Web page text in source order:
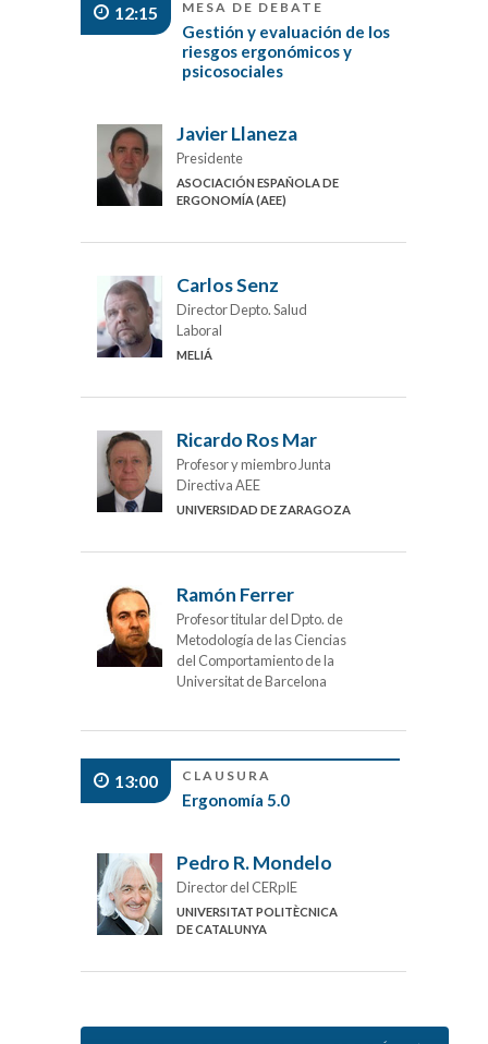
12:15 MESA DE DEBATE
Gestión y evaluación de los
riesgos ergonómicos y
psicosociales
Javier Llaneza
Presidente
ASOCIACIÓN ESPAÑOLA DE
ERGONOMÍA (AEE)
Carlos Senz
Director Depto. Salud
Laboral
MELIÁ
Ricardo Ros Mar
Profesor y miembro Junta
Directiva AEE
UNIVERSIDAD DE ZARAGOZA
Ramón Ferrer
Profesor titular del Dpto. de
Metodología de las Ciencias
del Comportamiento de la
Universitat de Barcelona
13:00 CLAUSURA
Ergonomía 5.0
Pedro R. Mondelo
Director del CERpIE
UNIVERSITAT POLITÈCNICA
DE CATALUNYA